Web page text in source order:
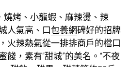
燒烤、小龍蝦、麻辣燙、辣
人氣高、口包養網碑好的招牌
火辣熱氣從一排排商戶的檔口
餞，素有“甜城”的美名。“不夜